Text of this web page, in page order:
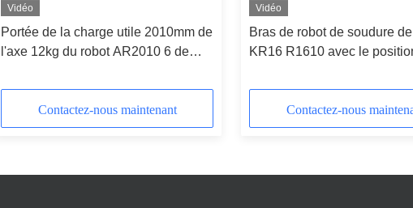
Vidéo
Portée de la charge utile 2010mm de
l'axe 12kg du robot AR2010 6 de
Yaskawa avec le soudeur Source de
MegmentContactez-nous maintenant
Vidéo
Bras de robot de soudure
KR16 R1610 avec le
de MIG
Contactez-nous